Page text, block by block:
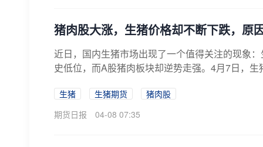
猪肉股大涨，生猪价格却不断下跌，原
近日，国内生猪市场出现了一个值得关注的现象
史低位，而A股猪肉板块却逆势走强。4月7日，
生猪 生猪期货
猪肉股
期货日报
04-08 07:35